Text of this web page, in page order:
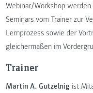
Webinar/Workshop
Seminars vom Trainer zur
Lernprozess sowie der
gleichermaßen im
Trainer
Martin A. Gutzelnig ist